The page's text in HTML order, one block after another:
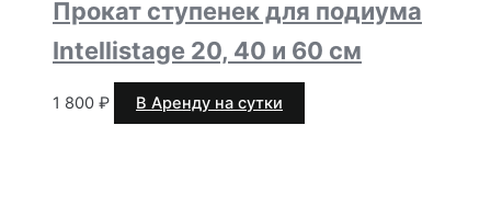
Прокат ступенек для подиума
Intellistage 20, 40 и 60 см
1 800 ₽ В Аренду на сутки